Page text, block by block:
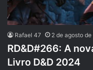
Rafael 47 2 de agosto
RD&D#266: A
Livro D&D 2024